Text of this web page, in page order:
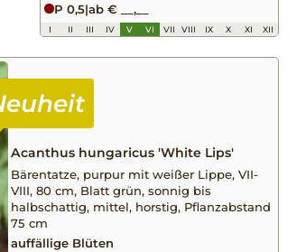
P 0,5|ab € __,__
I II III IV V VI VII VIII IX X XI XII
Acanthus hungaricus 'White Lips'
Bärentatze, purpur mit weißer Lippe, VII-
VIII, 80 cm, Blatt grün, sonnig bis
halbschattig, mittel, horstig, Pflanzabstand
75 cm
auffällige Blüten